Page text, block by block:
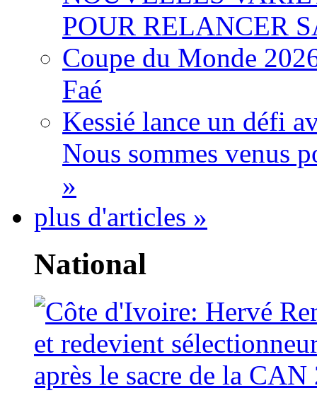
POUR RELANCER
Coupe du Monde
Faé
Kessié lance un défi
Nous sommes venus
»
plus d'articles »
National